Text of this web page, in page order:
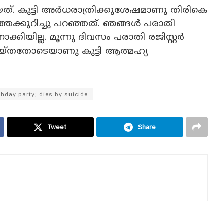
അര്‍ധരാത്രിക്കുശേഷമാണു തിരികെ
പറഞ്ഞത്. ഞങ്ങള്‍ പരാതി
മൂന്നു ദിവസം പരാതി രജിസ്റ്റര്‍
കുട്ടി ആത്മഹ്യ
party; dies by suicide
Tweet Share